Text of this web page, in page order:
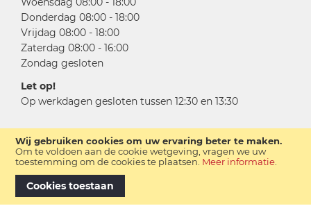
Wij gebruiken cookies om uw ervaring beter te maken.
Om te voldoen aan de cookie wetgeving, vragen we uw
toestemming om de cookies te plaatsen. Meer informatie
Cookies toestaan
Donderdag 08:00 - 18:00
Vrijdag 08:00 - 18:00
Zaterdag 08:00 - 16:00
Zondag gesloten
Let op!
Op werkdagen gesloten tussen 12:30 en 13:30